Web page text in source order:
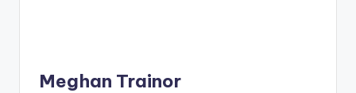
Meghan Trainor